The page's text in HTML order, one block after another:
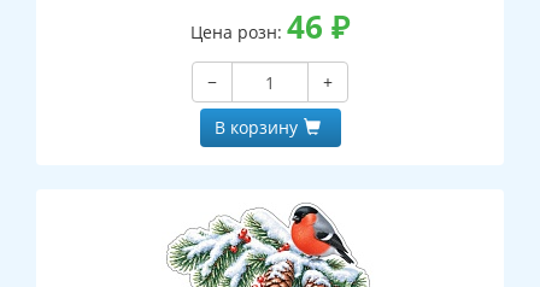
Цена розн: 46 ₽
−
+
В корзину